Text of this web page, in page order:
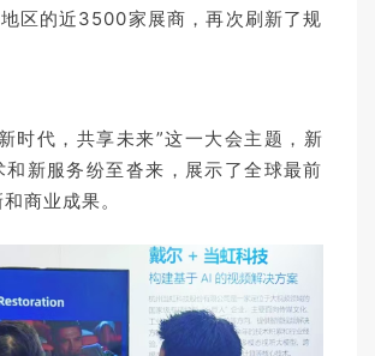
区的近3500家展商，再次刷新了规
时代，共享未来”这一大会主题，新
和新服务纷至沓来，展示了全球最前
商业成果。